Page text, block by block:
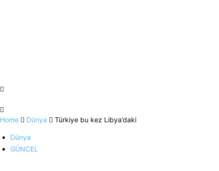
Home Dünya Türkiye bu kez Libya’daki
Dünya
GÜNCEL